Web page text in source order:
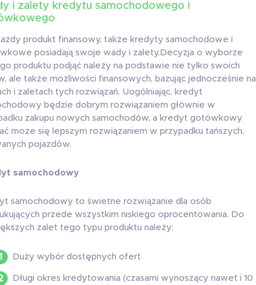
i zalety kredytu samochodowego i
produkt finansowy, także kredyty samochodowe i
posiadają swoje wady i zalety.Decyzja o wyborze
produktu podjąć należy na podstawie nie tylko swoich
ale także możliwości finansowych, bazując jednocześnie na
i zaletach tych rozwiązań. Uogólniając, kredyt
będzie dobrym rozwiązaniem głównie w
zakupu nowych samochodów, a kredyt gotówkowy
może się lepszym rozwiązaniem w przypadku tańszych,
pojazdów.
samochodowy
samochodowy to świetne rozwiązanie dla osób
przede wszystkim niskiego oprocentowania. Do
zalet tego typu produktu należy:
Duży wybór dostępnych ofert
Długi okres kredytowania (czasami wynoszący nawet i 10